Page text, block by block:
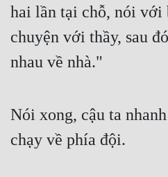
hai lần tại chỗ, nói
chuyện với thầy, sau
nhau về nhà."
Nói xong, cậu ta
chạy về phía đội.